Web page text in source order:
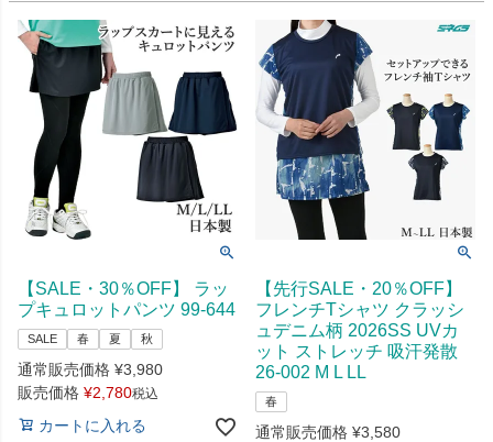
【SALE・30％OFF】 ラッ
プキュロットパンツ 99-644
SALE 春 夏 秋
通常販売価格 ¥3,980
販売価格 ¥2,780税込
カートに入れる
【先行SALE・20％OFF】
フレンチTシャツ クラッシ
ュデニム柄 2026SS UVカ
ット ストレッチ 吸汗発散
26-002 M L LL
春
通常販売価格 ¥3,580